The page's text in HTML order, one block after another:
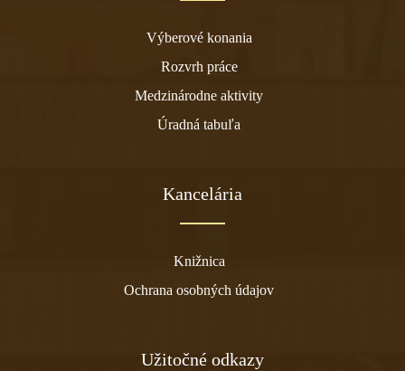
Výberové konania
Rozvrh práce
Medzinárodne aktivity
Úradná tabuľa
Kancelária
Knižnica
Ochrana osobných údajov
Užitočné odkazy